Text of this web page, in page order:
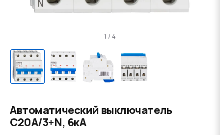
1 / 4
Автоматический выключатель
C20А/3+N, 6кА